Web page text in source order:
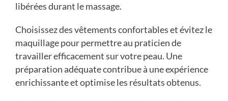
libérées durant le massage.
Choisissez des vêtements confortables et évitez le
maquillage pour permettre au praticien de
travailler efficacement sur votre peau. Une
préparation adéquate contribue à une expérience
enrichissante et optimise les résultats obtenus.